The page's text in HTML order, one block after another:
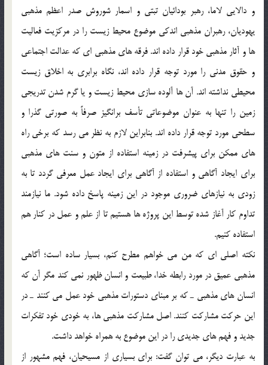
و دالايي لاما، رهبر بودائيان تبتي و اسمار شوروش صدر اعظم مذهبي
يهوديان، رهبران مذهبي اندكي موضوع محيط زيست را در مركزيت فعاليت
ها و آثار مذهبي خود قرار داده اند. فرقه هاي مذهبي اي كه عدالت اجتماعي
و حقوق مدني را مورد توجه قرار داده اند، نگاه برابري به اخلاق زيست
محيطي نداشته اند. آن ها آلوده سازي محيط زيست و يا گرم شدن تدريجي
زمين را تنها به عنوان موضوعاتي تأسف برانگيز صرفاً به صورتي گذرا و
سطحي مورد توجه قرار داده اند. بنابراين لازم به نظر مي رسد كه برخي راه
هاي ممكن براي پيشرفت در زمينه استفاده از متون و سنت هاي مذهبي
براي ايجاد آگاهي و استفاده از آگاهي براي ايجاد عمل معرفي گردد تا به
زودي به نيازهاي ضروري موجود در اين زمينه پاسخ داده شود. ما نيازمند
تداوم كار آغاز شده توسط اين پروژه ها هستيم تا از علم و عمل در كنار هم
استفاده كنيم.
نكته اصلي اي كه من مي خواهم مطرح كنم، بسيار ساده است؛ آگاهي
مذهبي عميق در مورد رابطه خدا، طبيعت و انسان ظهور نمي كند مگر آن كه
انسان هاي مذهبي ـ كه بر مبناي دستورات مذهبي خود عمل مي كنند ـ در
اين حركت مشاركت كنند. اصل مشاركت مذهبي ها، به خودي خود تفكرات
جديد و فهم هاي جديدي را در اين موضوع به همراه خواهد داشت.
به عبارت ديگر، مي توان گفت: براي بسياري از مسيحيان، فهم مشهور از